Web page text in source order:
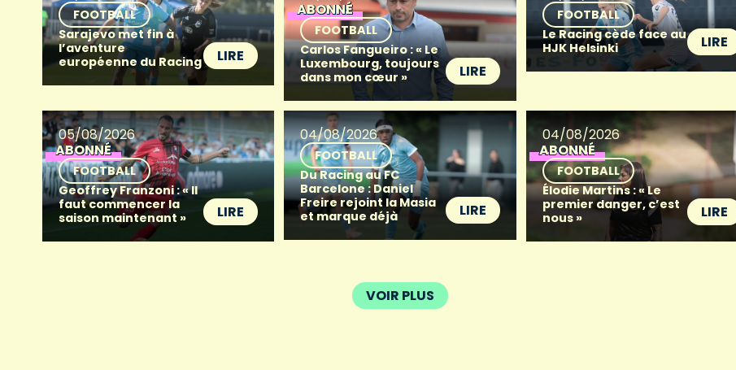
FOOTBALL
Sarajevo met fin à
l’aventure
européenne du Racing
LIRE
ABONNÉ
FOOTBALL
Carlos Fangueiro : « Le
Luxembourg, toujours
dans mon cœur »
LIRE
FOOTBALL
Le Racing cède face au
HJK Helsinki
LIRE
05/08/2026
ABONNÉ
FOOTBALL
Geoffrey Franzoni : « Il
faut commencer la
saison maintenant »
LIRE
04/08/2026
FOOTBALL
Du Racing au FC
Barcelone : Daniel
Freire rejoint la Masia
et marque déjà
LIRE
04/08/2026
ABONNÉ
FOOTBALL
Élodie Martins : « Le
premier danger, c’est
nous »
LIRE
VOIR PLUS